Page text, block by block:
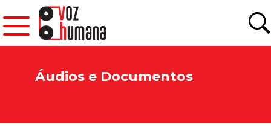
Áudios e Documentos